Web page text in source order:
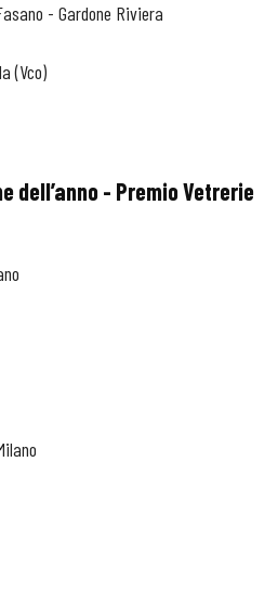
- Gardone Riviera
(Vco)
dell’anno - Premio Vetrerie